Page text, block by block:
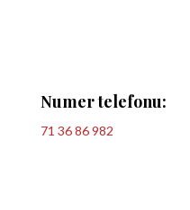
Numer telefonu:
71 36 86 982